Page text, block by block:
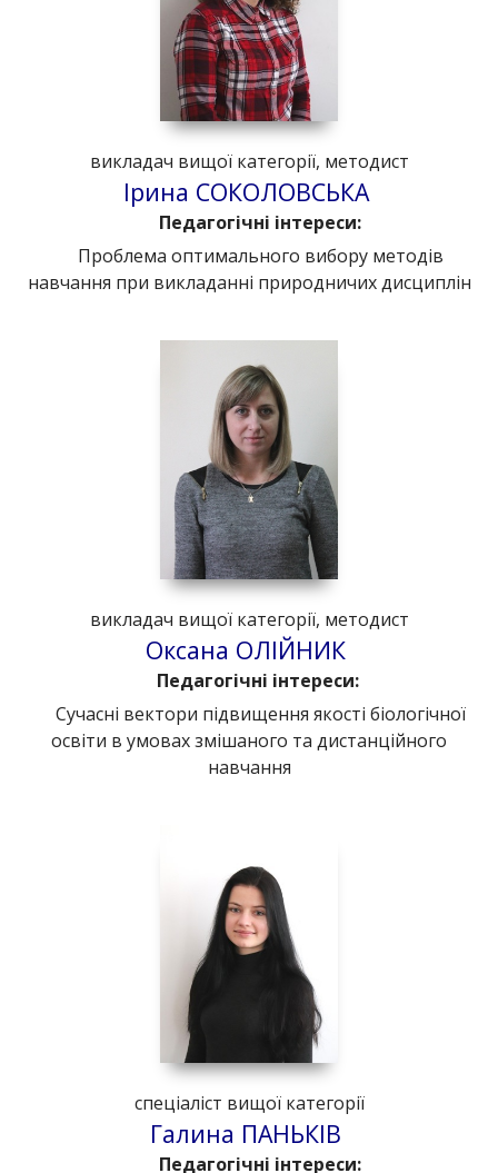
викладач вищої категорії, методист
Ірина СОКОЛОВСЬКА
Педагогічні інтереси:
Проблема оптимального вибору методів
навчання при викладанні природничих дисциплін
викладач вищої категорії, методист
Оксана ОЛІЙНИК
Педагогічні інтереси:
Сучасні вектори підвищення якості біологічної
освіти в умовах змішаного та дистанційного
навчання
спеціаліст вищої категорії
Галина ПАНЬКІВ
Педагогічні інтереси: